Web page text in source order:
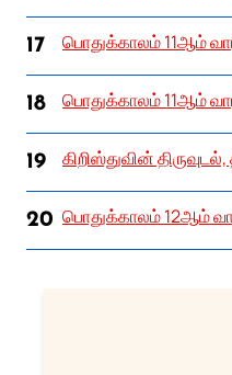
17 பொதுக்காலம் 11ஆம்
18 பொதுக்காலம் 11ஆம்
19 கிறிஸ்துவின்
20 பொதுக்காலம் 12ஆம்